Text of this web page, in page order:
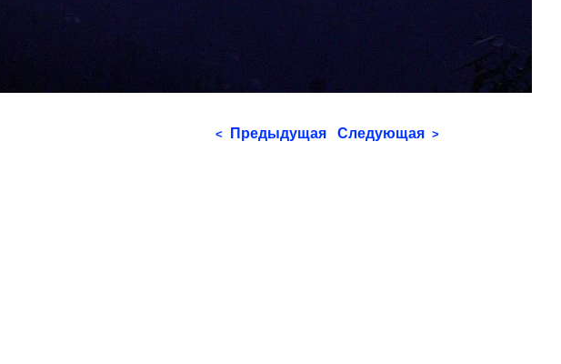
< Предыдущая Следующая >